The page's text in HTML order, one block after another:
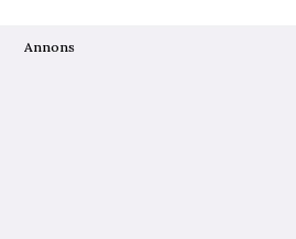
Annons